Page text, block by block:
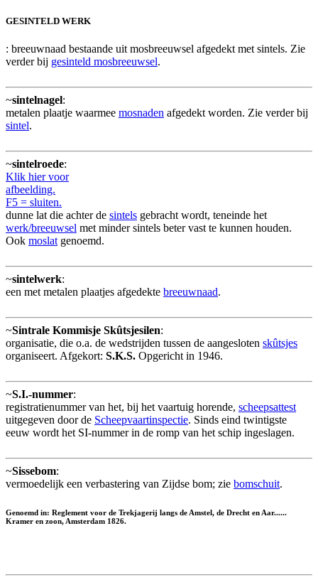
GESINTELD WERK
: breeuwnaad bestaande uit mosbreeuwsel afgedekt met sintels. Zie
verder bij gesinteld mosbreeuwsel.
~sintelnagel:
metalen plaatje waarmee mosnaden afgedekt worden. Zie verder bij
sintel.
~sintelroede:
Klik hier voor
afbeelding.
F5 = sluiten.
dunne lat die achter de sintels gebracht wordt, teneinde het
werk/breeuwsel met minder sintels beter vast te kunnen houden.
Ook moslat genoemd.
~sintelwerk:
een met metalen plaatjes afgedekte breeuwnaad.
~Sintrale Kommisje Skûtsjesilen:
organisatie, die o.a. de wedstrijden tussen de aangesloten skûtsjes
organiseert. Afgekort: S.K.S. Opgericht in 1946.
~S.I.-nummer:
registratienummer van het, bij het vaartuig horende, scheepsattest
uitgegeven door de Scheepvaartinspectie. Sinds eind twintigste
eeuw wordt het SI-nummer in de romp van het schip ingeslagen.
~Sissebom:
vermoedelijk een verbastering van Zijdse bom; zie bomschuit.
Genoemd in: Reglement voor de Trekjagerij langs de Amstel, de Drecht en Aar......
Kramer en zoon, Amsterdam 1826.